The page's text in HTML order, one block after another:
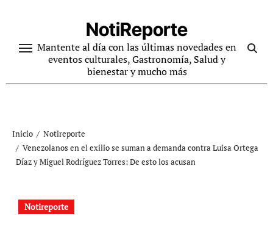
contenido
NotiReporte
Mantente al día con las últimas novedades en
eventos culturales, Gastronomía, Salud y
bienestar y mucho más
Inicio
Notireporte
Venezolanos en el exilio se suman a demanda contra Luisa Ortega
Díaz y Miguel Rodríguez Torres: De esto los acusan
Notireporte